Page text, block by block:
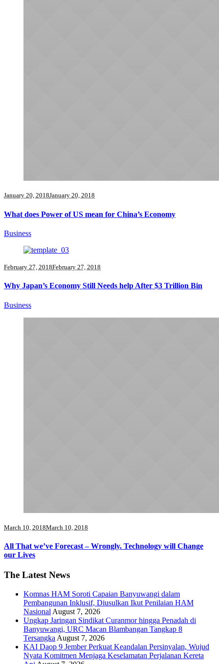
January 20, 2018January 20, 2018
What does Power of US mean for China’s Economy
Business
February 27, 2018February 27, 2018
Why Japan’s Economy Still Needs help After $3 Trillion Bin
Business
March 10, 2018March 10, 2018
All That we’ve Forecast – Wrongly. Technology will Change
our Lives
The Latest News
Komnas HAM Soroti Capaian Banyuwangi dalam
Pembangunan Inklusif, Diusulkan Ikut Penilaian HAM
Nasional August 7, 2026
Ungkap Jaringan Sindikat Curanmor hingga Penadah di
Banyuwangi, URC Macan Blambangan Tangkap 8
Tersangka August 7, 2026
KAI Daop 9 Jember Perkuat Keandalan Persinyalan, Wujud
Nyata Komitmen Menjaga Keselamatan Perjalanan Kereta